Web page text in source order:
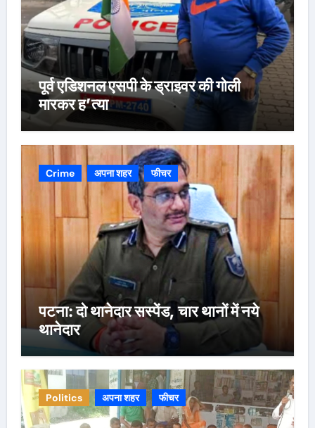
पूर्व एडिशनल एसपी के ड्राइवर की गोली
मारकर ह’त्या
Crime अपना शहर फीचर
पटना: दो थानेदार सस्पेंड, चार थानों में नये
थानेदार
Politics अपना शहर फीचर